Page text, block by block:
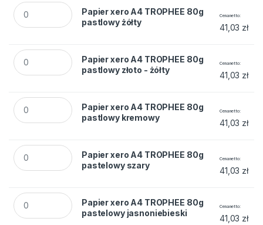
Papier xero A4 TROPHEE 80g pastlowy żółty quantity
Papier xero A4 TROPHEE 80g
pastlowy żółty
Cena netto
41,03 zł
Papier xero A4 TROPHEE 80g pastlowy złoto - żółty quantity
Papier xero A4 TROPHEE 80g
pastlowy złoto - żółty
Cena netto
41,03 zł
Papier xero A4 TROPHEE 80g pastlowy kremowy quantity
Papier xero A4 TROPHEE 80g
pastlowy kremowy
Cena netto
41,03 zł
Papier xero A4 TROPHEE 80g pastelowy szary quantity
Papier xero A4 TROPHEE 80g
pastelowy szary
Cena netto
41,03 zł
Papier xero A4 TROPHEE 80g pastelowy jasnoniebieski
Papier xero A4 TROPHEE 80g
pastelowy jasnoniebieski
Cena netto
41,03 zł